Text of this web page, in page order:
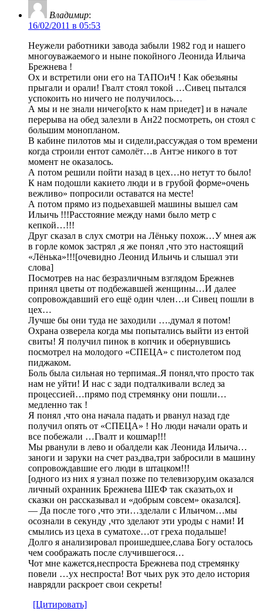
Владимир:
16/02/2011 в 05:53
Неужели работники завода забыли 1982 год и нашего
многоуважаемого и ныне покойного Леонида Ильича
Брежнева !
Ох и встретили они его на ТАПОиЧ ! Как обезьяны
прыгали и орали! Гвалт стоял токой …Сивец пытался
успокоить но ничего не получилось…
А мы и не знали ничего[кто к нам приедет] и в начале
перерыва на обед залезли в Ан22 посмотреть, он стоял с
большим монопланом.
В кабине пилотов мы и сидели,рассуждая о том времени
когда строили ентот самолёт…в Антэе никого в тот
момент не оказалось.
А потом решили пойти назад в цех…но нетут то было!
К нам подошли какието люди и в грубой форме»очень
вежливо» попросили оставатся на месте!
А потом прямо из подьехавшей машины вышел сам
Ильичь !!!Расстояние между нами было метр с
кепкой…!!!
Друг сказал в слух смотри на Лёньку похож…У мнея аж
в горле комок застрял ,я же понял ,что это настоящий
«Лёнька»!!![очевидно Леонид Ильичь и слышал эти
слова]
Посмотрев на нас безразличным взглядом Брежнев
принял цветы от подбежавшей женщины…И далее
сопровождавший его ещё один член…и Сивец пошли в
цех…
Лучше бы они туда не заходили ….думал я потом!
Охрана озверела когда мы попытались выйти из ентой
свиты! Я получил пинок в копчик и обернувшись
посмотрел на молодого «СПЕЦА» с пистолетом под
пиджаком.
Боль была сильная но терпимая..Я понял,что просто так
нам не уйти! И нас с зади подталкивали вслед за
процессией…прямо под стремянку они пошли…
медленно так !
Я понял ,что она начала падать и рванул назад где
получил опять от «СПЕЦА» ! Но люди начали орать и
все побежали …Гвалт и кошмар!!!
Мы рванули в лево и обалдели как Леонида Ильича…
заноги и заруки на счет раз,два,три забросили в машину
сопровождавшие его люди в штацком!!!
[одного из них я узнал позже по телевизору,им оказался
личный охранник Брежнева ШЕФ так сказать,ох и
сказки он рассказывал и «добрым совсем» оказался].
— Да после того ,что эти…зделали с Ильичом…мы
осознали в секунду ,что зделают эти уроды с нами! И
смылись из цеха в суматохе…от греха подальше!
Долго я анализировал проишедшее,слава Богу осталось
чем соображать после случившегося…
Чот мне кажется,неспроста Брежнева под стремянку
повели …ух неспроста! Вот чьих рук это дело история
наврядли раскроет свои секреты!
[Цитировать]